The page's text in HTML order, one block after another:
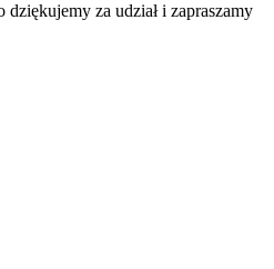
dziękujemy za udział i zapraszamy